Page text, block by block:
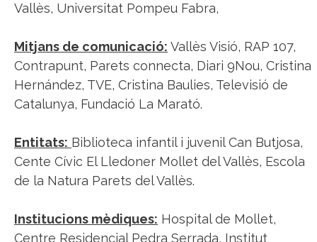
Vallès, Universitat Pompeu Fabra,
Mitjans de comunicació: Vallès Visió, RAP 107,
Contrapunt, Parets connecta, Diari 9Nou, Cristina
Hernández, TVE, Cristina Baulies, Televisió de
Catalunya, Fundació La Marató.
Entitats: Biblioteca infantil i juvenil Can Butjosa,
Cente Cívic El Lledoner Mollet del Vallès, Escola
de la Natura Parets del Vallès.
Institucions mèdiques: Hospital de Mollet,
Centre Residencial Pedra Serrada, Institut